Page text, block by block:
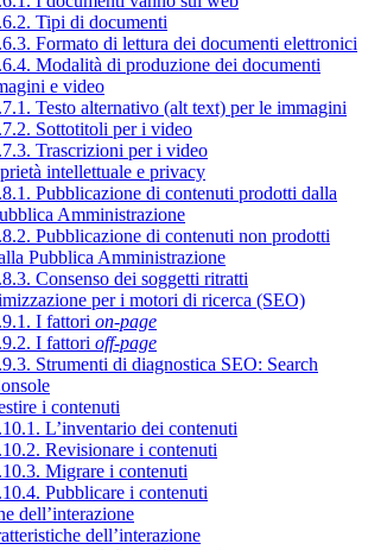
Tipi di documenti
Formato di lettura dei documenti elettronici
Modalità di produzione dei documenti
e video
Testo alternativo (alt text) per le immagini
Sottotitoli per i video
Trascrizioni per i video
intellettuale e privacy
Pubblicazione di contenuti prodotti dalla
Amministrazione
Pubblicazione di contenuti non prodotti
Pubblica Amministrazione
Consenso dei soggetti ritratti
per i motori di ricerca (SEO)
I fattori on-page
I fattori off-page
Strumenti di diagnostica SEO: Search
i contenuti
L’inventario dei contenuti
Revisionare i contenuti
Migrare i contenuti
Pubblicare i contenuti
dell’interazione
dell’interazione